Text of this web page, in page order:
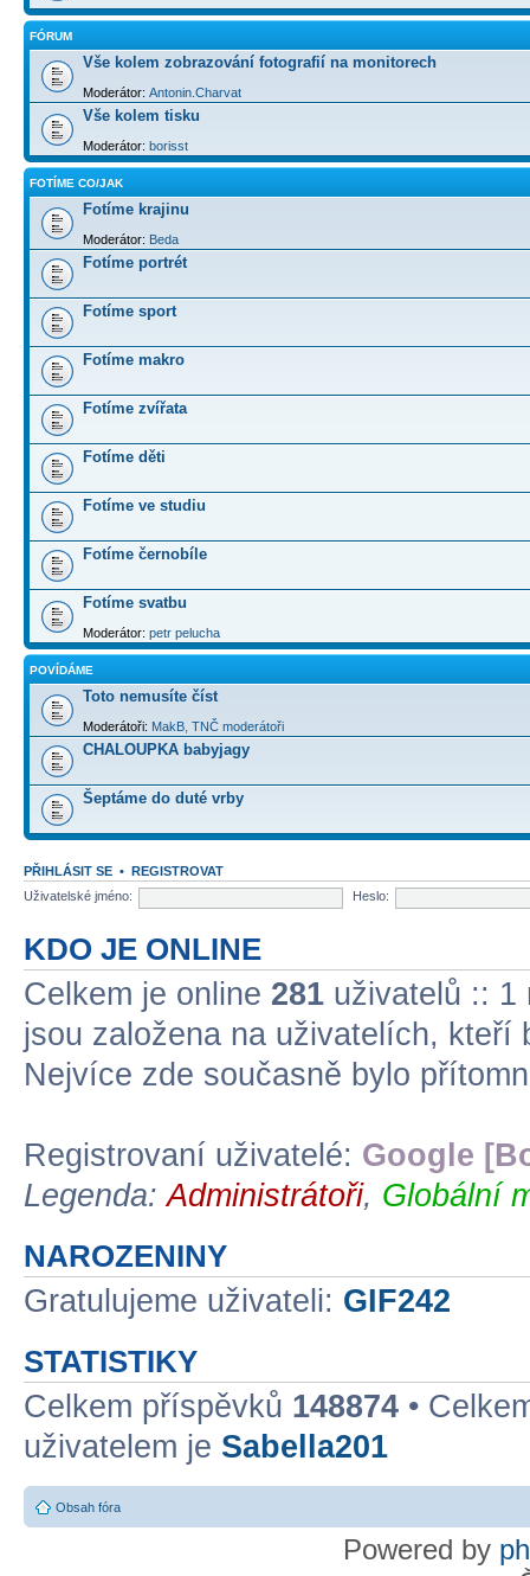
FÓRUM
Vše kolem zobrazování fotografií na monitorech
Moderátor: Antonin.Charvat
Vše kolem tisku
Moderátor: borisst
FOTÍME CO/JAK
Fotíme krajinu
Moderátor: Beda
Fotíme portrét
Fotíme sport
Fotíme makro
Fotíme zvířata
Fotíme děti
Fotíme ve studiu
Fotíme černobíle
Fotíme svatbu
Moderátor: petr pelucha
POVÍDÁME
Toto nemusíte číst
Moderátoři: MakB TNČ moderátoři
CHALOUPKA babyjagy
Šeptáme do duté vrby
PŘIHLÁSIT SE • REGISTROVAT
Uživatelské jméno:
Heslo:
KDO JE ONLINE
Celkem je online 281 uživatelů :: 1
jsou založena na uživatelích,
Nejvíce zde současně bylo
Registrovaní uživatelé: Google
Legenda:Administrátoři, Globální
NAROZENINY
Gratulujeme uživateli: GIF242
STATISTIKY
Celkem příspěvků 148874 •
uživatelem je Sabella201
Obsah fóra
Powered by